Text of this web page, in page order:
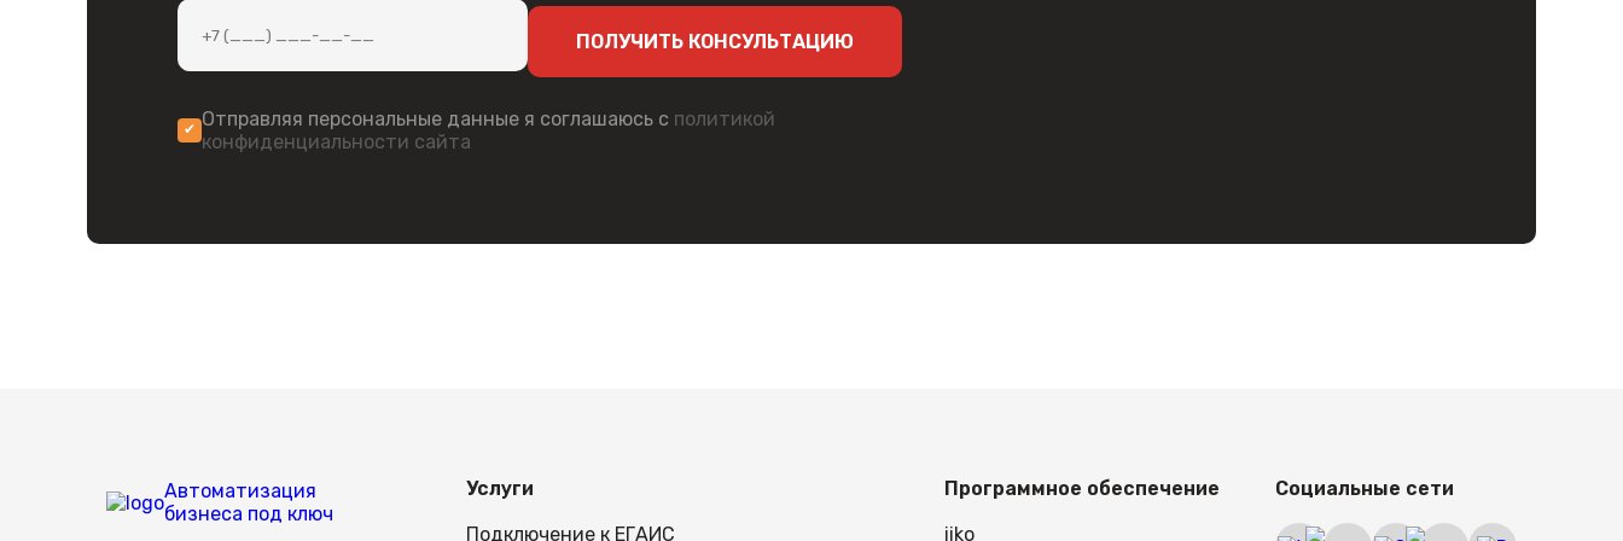
Купить сортировщик C-500 можно в интернет-магазине MERTECH. Устройство продается по низкой цене, установленной
производителем. Доставка товаров происходит со склада поставщика. Возможна отправка в любой регион России.
Чтобы оформить заказ, оставьте заявку на сайте или позвоните по телефону. Менеджер поможет вам совершить оплату и
организует доставку товара.
ПОЛУЧИТЬ КОНСУЛЬТАЦИЮ
Отправляя персональные данные я соглашаюсь с политикой
конфиденциальности сайта
Автоматизация
бизнеса под ключ
Услуги
Подключение к ЕГАИС
Программное обеспечение
iiko
Социальные сети